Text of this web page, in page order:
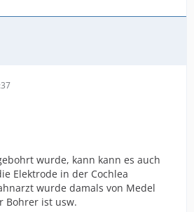
wurde, kann kann es auch
Elektrode in der Cochlea
wurde damals von Medel
Bohrer ist usw.